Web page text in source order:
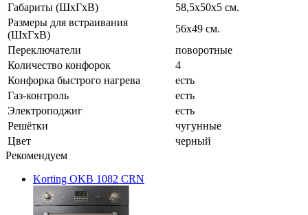
Габариты (ШхГхВ)
58,5х50х5 см.
Размеры для встраивания
(ШхГхВ)
56х49 см.
Переключатели
поворотные
Количество конфорок
4
Конфорка быстрого нагрева
есть
Газ-контроль
есть
Электроподжиг
есть
Решётки
чугунные
Цвет
черный
Рекомендуем
Korting OKB 1082 CRN